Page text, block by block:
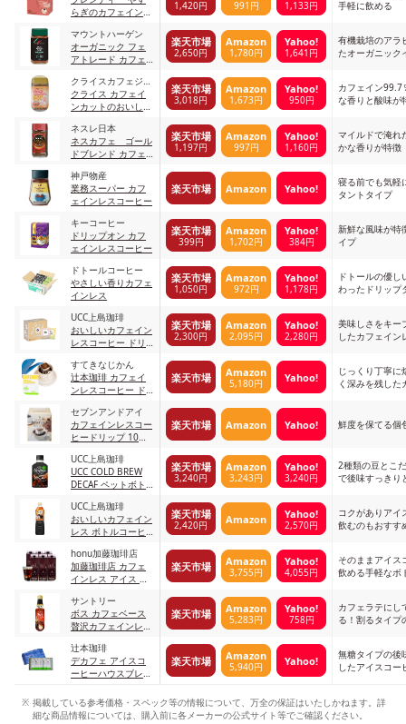
らぎのカフェインレ
1,420円 991円 1,133円
手軽に飲める
マウントハーゲン
オーガニック フェ
アトレード カフェ
トコーヒー
楽天市場
2,650円
Amazon
1,780円
Yahoo!
1,641円
有機栽培のアラ
たオーガニック
クライスカフェジャ
パン
クライス カフェイ
ンカットのおいしい
楽天市場
3,018円
Amazon
1,673円
Yahoo!
950円
カフェイン99.7
な香りと酸味が
ネスレ日本
ネスカフェ ゴール
ドブレンド カフェ
楽天市場
1,197円
Amazon
997円
Yahoo!
1,160円
マイルドで淹れ
かな香りが特徴
神戸物産
業務スーパー カフ
ェインレスコーヒー
楽天市場 Amazon Yahoo!
寝る前でも気軽
タントタイプ
キーコーヒー
ドリップオン カフ
ェインレスコーヒー
楽天市場
399円
Amazon
1,702円
Yahoo!
384円
新鮮な風味が特
イプ
ドトールコーヒー
やさしい香りカフェ
インレス
楽天市場
1,050円
Amazon
972円
Yahoo!
1,178円
ドトールの優
わったドリップ
UCC上島珈琲
おいしいカフェイン
レスコーヒー ドリ
楽天市場
2,300円
Amazon
2,095円
Yahoo!
2,280円
美味しさをキー
したカフェイン
すてきなじかん
辻本珈琲 カフェイ
ンレスコーヒー ド
楽天市場 Amazon
5,180円 Yahoo!
じっくり丁寧に
く深みを残した
セブンアンドアイ
カフェインレスコー
ヒードリップ 10袋
楽天市場 Amazon Yahoo! 鮮度を保てる個
UCC上島珈琲
UCC COLD BREW
DECAF ペットボト
楽天市場
3,240円
Amazon
3,243円
Yahoo!
3,240円
2種類の豆とこ
で後味すっきり
UCC上島珈琲
おいしいカフェイン
レス ボトルコーヒ
ル
楽天市場
2,420円 Amazon Yahoo!
2,570円
コクがありアイ
飲むのもおすす
honu加藤珈琲店
加藤珈琲店 カフェ
インレス アイス リ
楽天市場 Amazon
3,755円
Yahoo!
4,055円
そのままアイス
飲める手軽なボ
サントリー
ボス カフェベース
贅沢カフェインレス
ーヒー
楽天市場 Amazon
5,283円
Yahoo!
758円
カフェラテにし
る！割るタイプ
辻本珈琲
デカフェ アイスコ
ーヒーハウスブレン
楽天市場 Amazon
5,940円 Yahoo!
無糖タイプの後
したアイスコー
掲載している参考価格・スペック等の情報について、万全の保証はいたしかねます。詳
細な商品情報については、購入前に各メーカーの公式サイト等でご確認ください。